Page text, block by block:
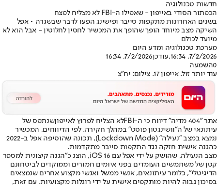
חדשות טכנולוגיה
הכפתור הסודי באייפון - שאפילו ה-FBI לא מצליח לפצח
בשנים האחרונות מתקפות סייבר ופישינג הפעו לדבר שבשגרה • אפל
השיקה מצב מיוחד הופך שהופך את המכשיר לחסין לחלוטין - אבל הוא לא
מיועד לכולם
מערכת טכנולוגיה ומדע היום
7/2/2026, 16:34
,עודכן7/2/2026, 16:34
0השמעה
עוד יותר זול. אייפון 17. צילום: יח"צ
אתר "404 מדיה" דיווח כי ה-FBI לא הצליח לפרוץ לאייפוןשנתפס של
עיתונאי של ה"וושינגטון פוסט" במהלך חקירה. לפי הדיווחים, המכשיר
נמצא במצב "נעילה" (Lockdown Mode), תכונה שהוסיפה אפל ב-2022
כהגנה אישית חזקה נגד התקפות סייבר מתקדמות.
מצב הנעילה, שהושק על ידי אפל עם iOS 16, הוצג כ"הגנה קיצונית למספר
קטן של משתמשים העומדים בפני איומים חמורים וממוקדים לביטחונם
הדיגיטלי", כלומר עיתונאים, אנשי ממשל ואנשי מקצוע אחרים שנמצאים
בסיכון גבוה להיות מותקפים אישית על ידי רוגלות מקצועיות. עם זאת,